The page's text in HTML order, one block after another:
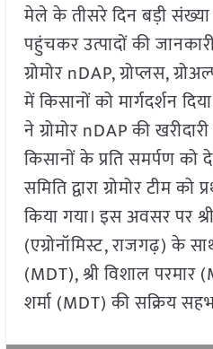
मेले के तीसरे दिन बड़ी
पहुंचकर उत्पादों की जानकारी
ग्रोमोर nDAP, ग्रोप्लस,
में किसानों को मार्गदर्शन
ने ग्रोमोर nDAP की
किसानों के प्रति समर्पण
समिति द्वारा ग्रोमोर टीम
किया गया। इस अवसर पर
(एग्रोनॉमिस्ट, राजगढ़) के
(MDT), श्री विशाल परमार
शर्मा (MDT) की सक्रिय